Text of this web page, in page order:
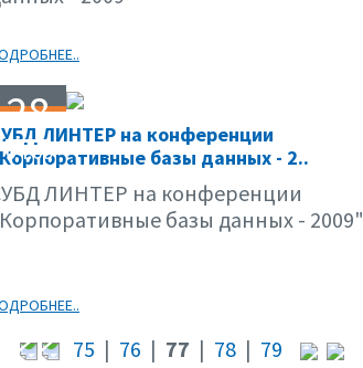
28
04.09
ЛИНТЕР на конференции
базы данных - 2..
ЛИНТЕР на конференции
базы данных - 2009"
75 | 76 | 77 | 78 | 79